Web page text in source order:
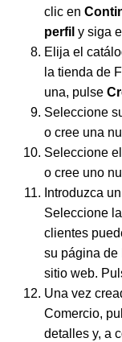
clic en
perfil y siga
Elija el
la tienda de
una, pulse
Seleccione
o cree una
Seleccione
o cree uno
Introduzca
Seleccione
clientes
su página de
sitio web.
Una vez
Comercio,
detalles y, a